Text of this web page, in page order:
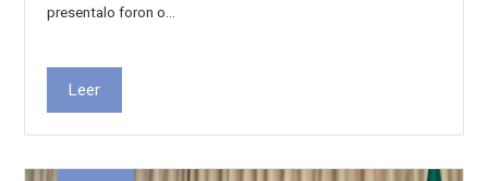
presentalo foron o…
Leer